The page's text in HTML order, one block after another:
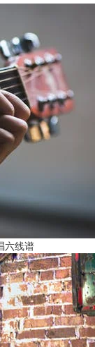
六线谱